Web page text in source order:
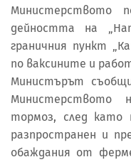
Министерството
дейността на
граничния пункт
по ваксините и
Министърът
тормоз, след
разпространен и
обаждания от